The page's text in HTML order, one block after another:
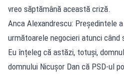
vreo săptămână această criză.
Anca Alexandrescu: Președintele
următoarele negocieri atunci când
Eu înțeleg că astăzi, totuși,
domnului Nicușor Dan că PSD-ul